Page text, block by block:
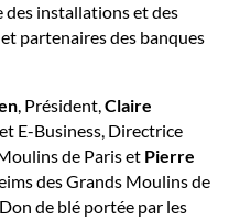
des installations et des
partenaires des banques
, Président,Claire
E-Business, Directrice
de Paris et Pierre
des Grands Moulins de
de blé portée par les